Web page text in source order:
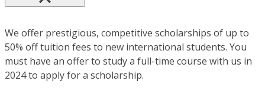
We offer prestigious, competitive scholarships of up to
50% off tuition fees to new international students. You
must have an offer to study a full-time course with us in
2024 to apply for a scholarship.